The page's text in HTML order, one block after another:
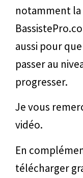
notamment la
aussi pour
passer au
progresser.
Je vous
vidéo.
En
télécharger